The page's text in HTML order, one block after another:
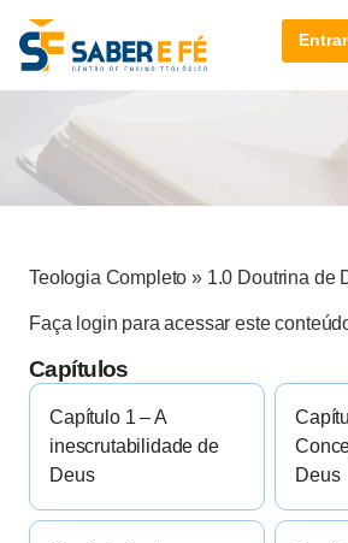
Entrar
Teologia Completo » 1.0 Doutrina de
Faça login para acessar este
Capítulos
Capítulo 1 – A
inescrutabilidade de
Deus
Deus